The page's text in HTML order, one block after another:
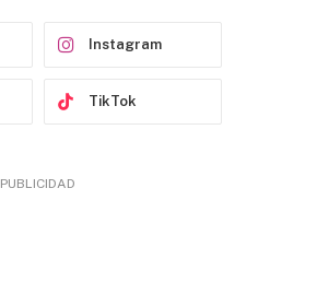
Instagram
TikTok
PUBLICIDAD